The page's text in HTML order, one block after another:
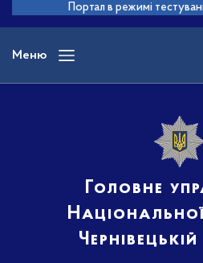
основного
вмісту
Портал в режимі
Меню
Головне
Національної